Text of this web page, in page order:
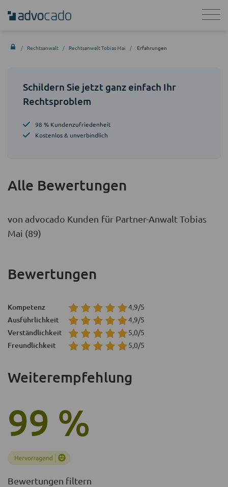
Rechtsanwalt Rechtsanwalt Tobias Mai Erfahrungen
Schildern Sie jetzt ganz einfach Ihr
Rechtsproblem
98 % Kundenzufriedenheit
Kostenlos & unverbindlich
Alle Bewertungen
von advocado Kunden für Partner-Anwalt Tobias
Mai (89)
Weiterempfehlung
99 %
Bewertungen
Kompetenz 4,9/5
Ausführlichkeit 4,9/5
Verständlichkeit 5,0/5
Freundlichkeit 5,0/5
Bewertungen filtern